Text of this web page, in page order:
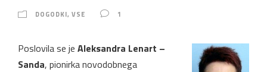
DOGODKI, VSE 1
Poslovila se je Aleksandra Lenart –
Sanda, pionirka novodobnega